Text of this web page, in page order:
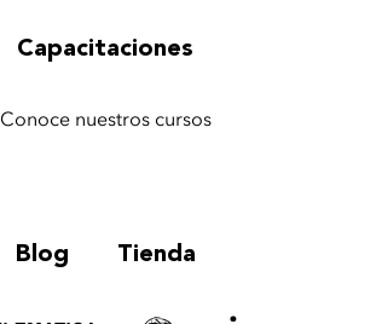
Capacitaciones
Conoce nuestros cursos
Blog Tienda